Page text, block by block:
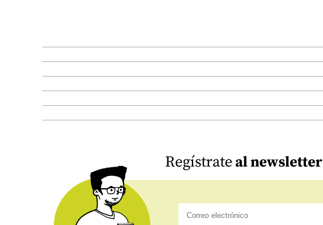
Regístrateal newsletter